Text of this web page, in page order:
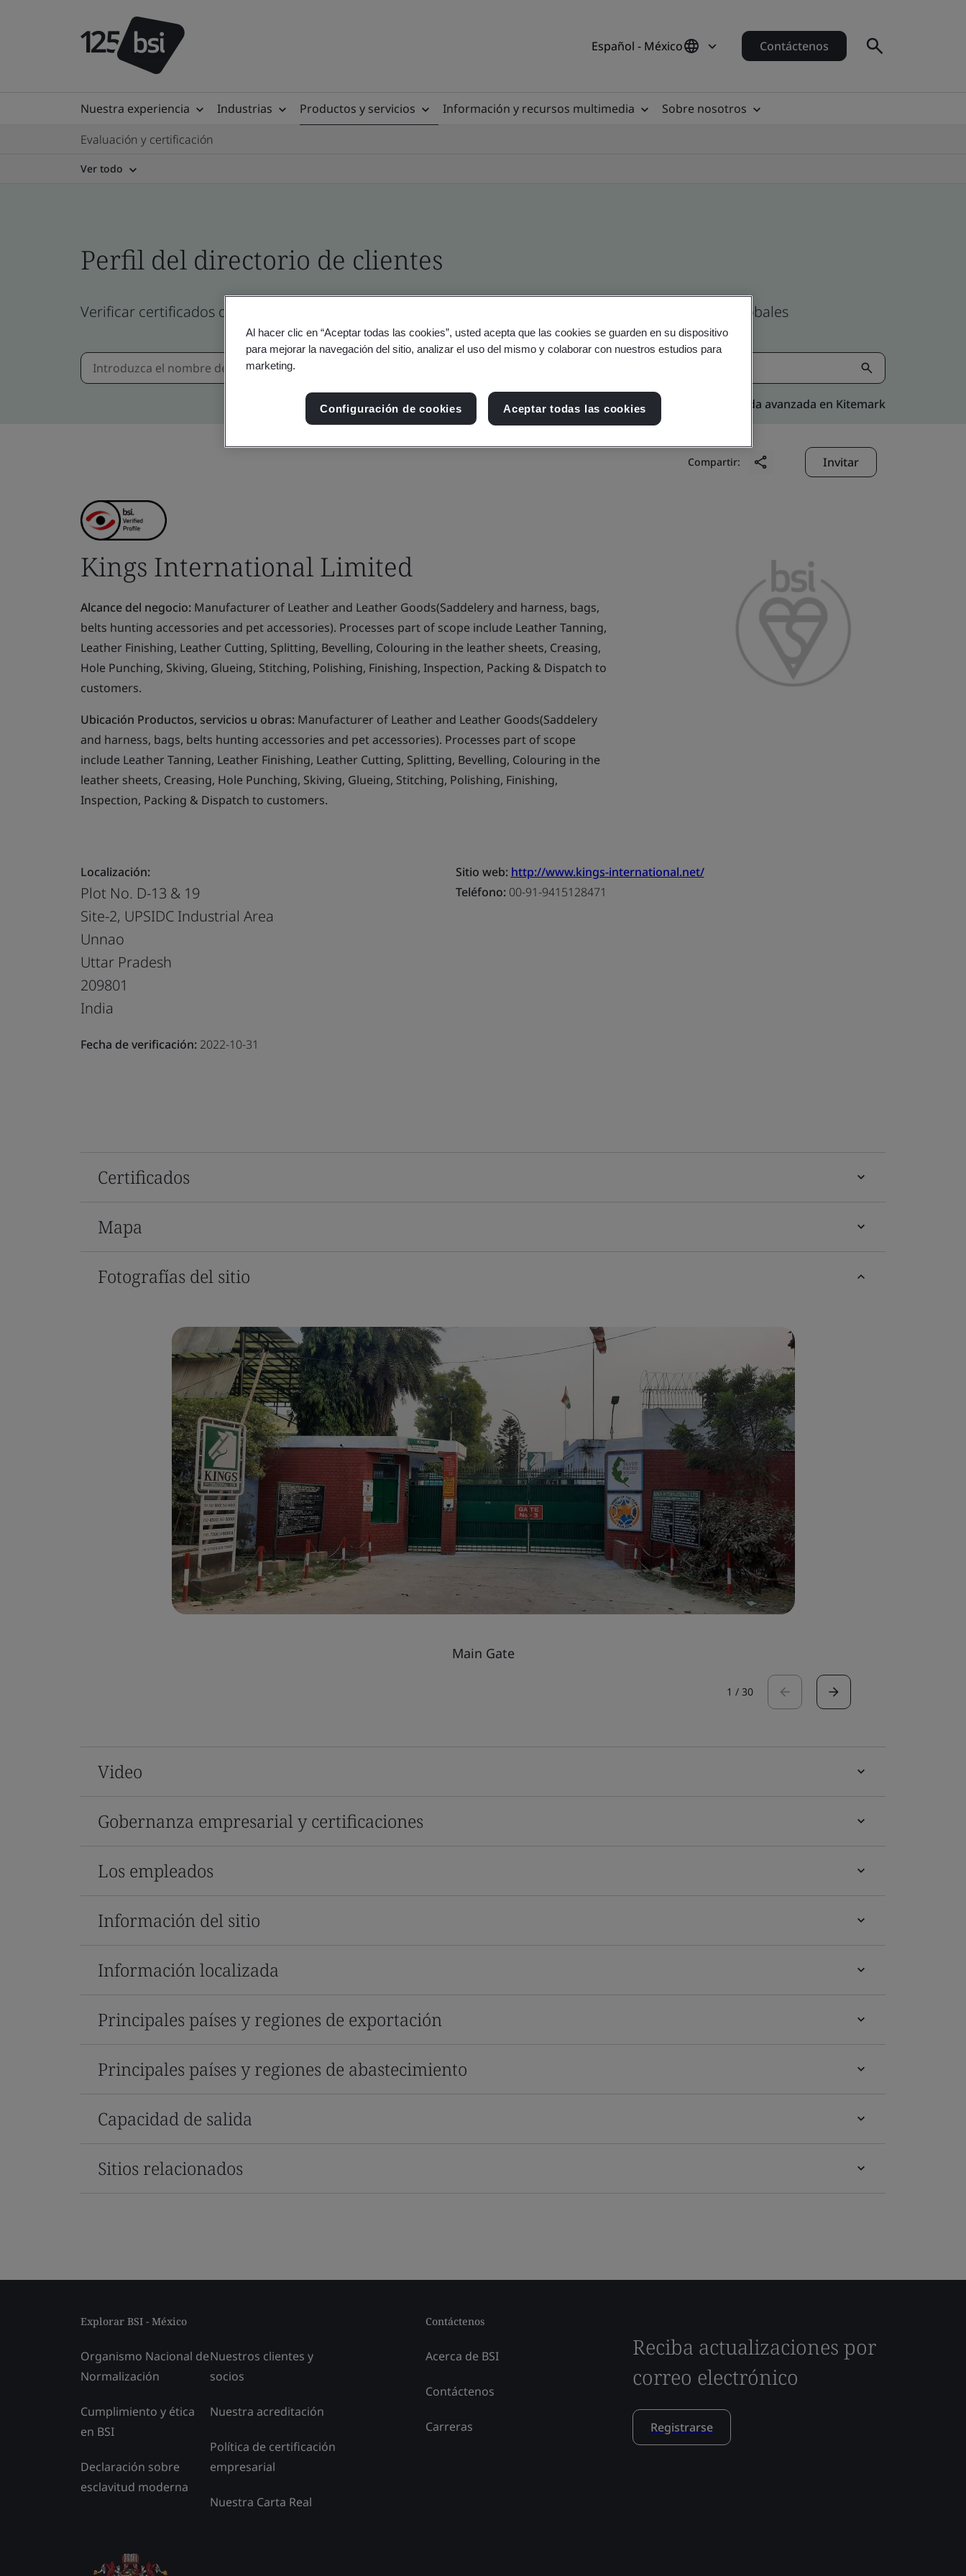
Español - México Contáctenos
Nuestra experiencia Industrias Productos y servicios Información y recursos multimedia
Sobre nosotros
Evaluación y certificación
Ver todo
Perfil del directorio de clientes
Verificar certificados de empresa, sitio y producto - Validación y Verificación, empresas Mexicanas y globales
Búsqueda avanzada en Kitemark
Compartir: Invitar
Kings International Limited
Alcance del negocio: Manufacturer of Leather and Leather Goods(Saddelery and harness, bags,
belts hunting accessories and pet accessories). Processes part of scope include Leather Tanning,
Leather Finishing, Leather Cutting, Splitting, Bevelling, Colouring in the leather sheets, Creasing,
Hole Punching, Skiving, Glueing, Stitching, Polishing, Finishing, Inspection, Packing & Dispatch to
customers.
Ubicación Productos, servicios u obras: Manufacturer of Leather and Leather Goods(Saddelery
and harness, bags, belts hunting accessories and pet accessories). Processes part of scope
include Leather Tanning, Leather Finishing, Leather Cutting, Splitting, Bevelling, Colouring in the
leather sheets, Creasing, Hole Punching, Skiving, Glueing, Stitching, Polishing, Finishing,
Inspection, Packing & Dispatch to customers.
Localización:
Plot No. D-13 & 19
Site-2, UPSIDC Industrial Area
Unnao
Uttar Pradesh
209801
India
Fecha de verificación: 2022-10-31
Sitio web: http://www.kings-international.net/
Teléfono:00-91-9415128471
Certificados
Mapa
Fotografías del sitio
Main Gate
1 / 30
Video
Gobernanza empresarial y certificaciones
Los empleados
Información del sitio
Información localizada
Principales países y regiones de exportación
Principales países y regiones de abastecimiento
Capacidad de salida
Sitios relacionados
Explorar BSI - México
Organismo Nacional de
Normalización
Cumplimiento y ética
en BSI
Declaración sobre
esclavitud moderna
Nuestros clientes y
socios
Nuestra acreditación
Política de certificación
empresarial
Nuestra Carta Real
Contáctenos
Acerca de BSI
Contáctenos
Carreras
Reciba actualizaciones por
correo electrónico
Registrarse
Al hacer clic en “Aceptar todas las cookies”, usted acepta que las cookies se guarden en su dispositivo
para mejorar la navegación del sitio, analizar el uso del mismo y colaborar con nuestros estudios para
marketing.
Configuración de cookies Aceptar todas las cookies